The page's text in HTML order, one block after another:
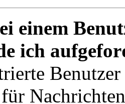
einem
ich